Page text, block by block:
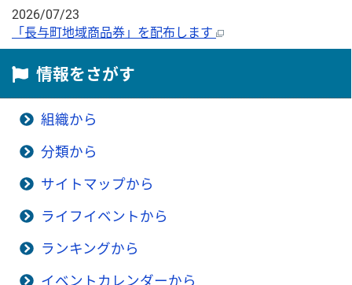
2026/07/23
「長与町地域商品券」を配布します
情報をさがす
組織から
分類から
サイトマップから
ライフイベントから
ランキングから
イベントカレンダーから